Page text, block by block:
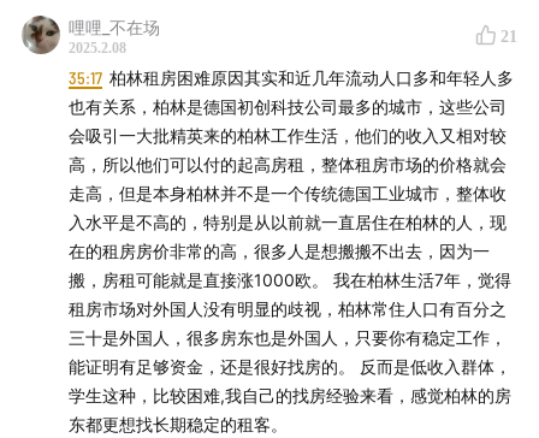
哩哩_不在场
2025.2.08
21
35:17 柏林租房困难原因其实和近几年流动人口多和年轻人多
也有关系，柏林是德国初创科技公司最多的城市，这些公司
会吸引一大批精英来的柏林工作生活，他们的收入又相对较
高，所以他们可以付的起高房租，整体租房市场的价格就会
走高，但是本身柏林并不是一个传统德国工业城市，整体收
入水平是不高的，特别是从以前就一直居住在柏林的人，现
在的租房房价非常的高，很多人是想搬搬不出去，因为一
搬，房租可能就是直接涨1000欧。 我在柏林生活7年，觉得
租房市场对外国人没有明显的歧视，柏林常住人口有百分之
三十是外国人，很多房东也是外国人，只要你有稳定工作，
能证明有足够资金，还是很好找房的。 反而是低收入群体，
学生这种，比较困难,我自己的找房经验来看，感觉柏林的房
东都更想找长期稳定的租客。